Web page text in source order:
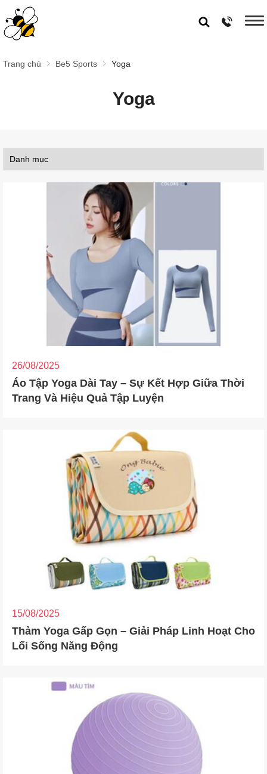
Trang chủ Be5 Sports Yoga
Yoga
26/08/2025
Áo Tập Yoga Dài Tay – Sự Kết Hợp Giữa Thời
Trang Và Hiệu Quả Tập Luyện
15/08/2025
Thảm Yoga Gấp Gọn – Giải Pháp Linh Hoạt Cho
Lối Sống Năng Động